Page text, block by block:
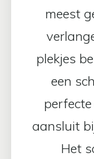
meest
plekjes
een
aansluit
Het